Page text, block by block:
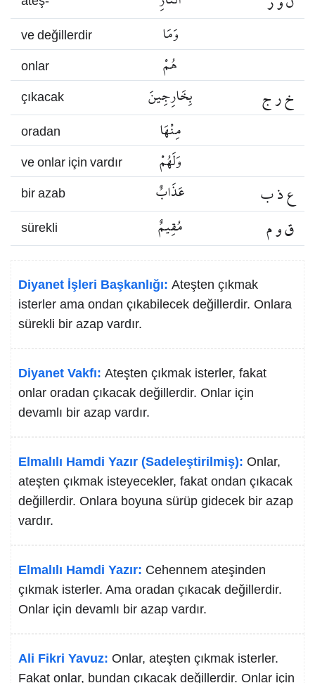
ve değillerdir وَمَا
onlar هُمْ
çıkacak بِخَارِجِينَ خ ر ج
oradan مِنْهَا
ve onlar için vardır وَلَهُمْ
bir azab عَذَابٌ ع ذ ب
sürekli مُقِيمٌ ق و م
Diyanet İşleri Başkanlığı: Ateşten çıkmak
isterler ama ondan çıkabilecek değillerdir. Onlara
sürekli bir azap vardır.
Diyanet Vakfı: Ateşten çıkmak isterler, fakat
onlar oradan çıkacak değillerdir. Onlar için
devamlı bir azap vardır.
Elmalılı Hamdi Yazır (Sadeleştirilmiş): Onlar,
ateşten çıkmak isteyecekler, fakat ondan çıkacak
değillerdir. Onlara boyuna sürüp gidecek bir azap
vardır.
Elmalılı Hamdi Yazır: Cehennem ateşinden
çıkmak isterler. Ama oradan çıkacak değillerdir.
Onlar için devamlı bir azap vardır.
Ali Fikri Yavuz: Onlar, ateşten çıkmak isterler.
Fakat onlar, bundan çıkacak değillerdir. Onlar için